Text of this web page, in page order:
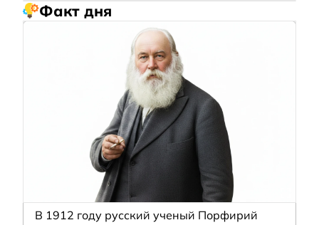
Факт дня
В 1912 году русский ученый Порфирий